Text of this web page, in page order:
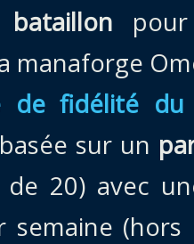
le vol
Uldum
Val
manaforge
de fidélité du
sur un
20) avec
semaine